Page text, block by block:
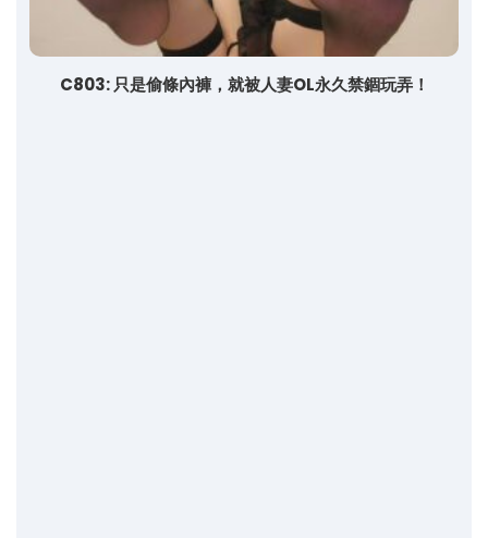
C803: 只是偷條內褲，就被人妻OL永久禁錮玩弄！